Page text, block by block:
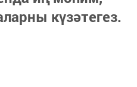
күзәтегез.